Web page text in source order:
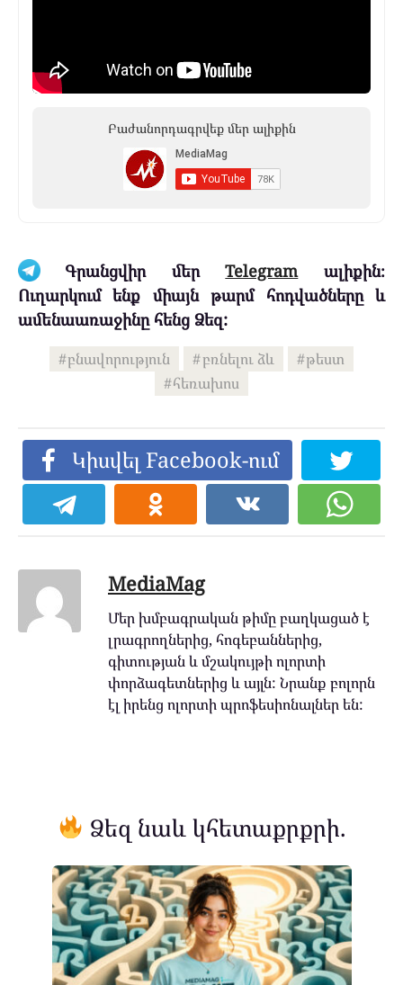
Բաժանորդագրվեք մեր ալիքին
Գրանցվիր մերTelegramալիքին։
Ուղարկում ենք միայն թարմ հոդվածները և
ամենաառաջինը հենց Ձեզ:
բնավորություն բռնելու ձև
թեստ
հեռախոս
Կիսվել Facebook-ում
MediaMag
Մեր խմբագրական թիմը բաղկացած է
լրագրողներից, հոգեբաններից,
գիտության և մշակույթի ոլորտի
փորձագետներից և այլն: Նրանք բոլորն
էլ իրենց ոլորտի պրոֆեսիոնալներ են:
Ձեզ նաև կհետաքրքրի.